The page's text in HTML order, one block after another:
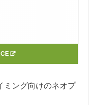
ミング向けのネオプ